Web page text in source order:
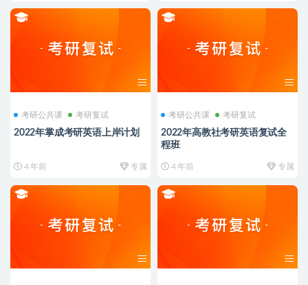
考研公共课 考研复试
2022年掌成考研英语上岸计划
4 年前 专属
考研公共课 考研复试
2022年高教社考研英语复试全
程班
4 年前 专属